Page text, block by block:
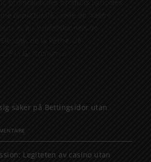
säker på Bettingsidor utan
Legiteten av casino utan